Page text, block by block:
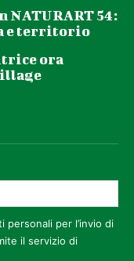
NATURART 54:
e territorio
ora
per l’invio di
il servizio di